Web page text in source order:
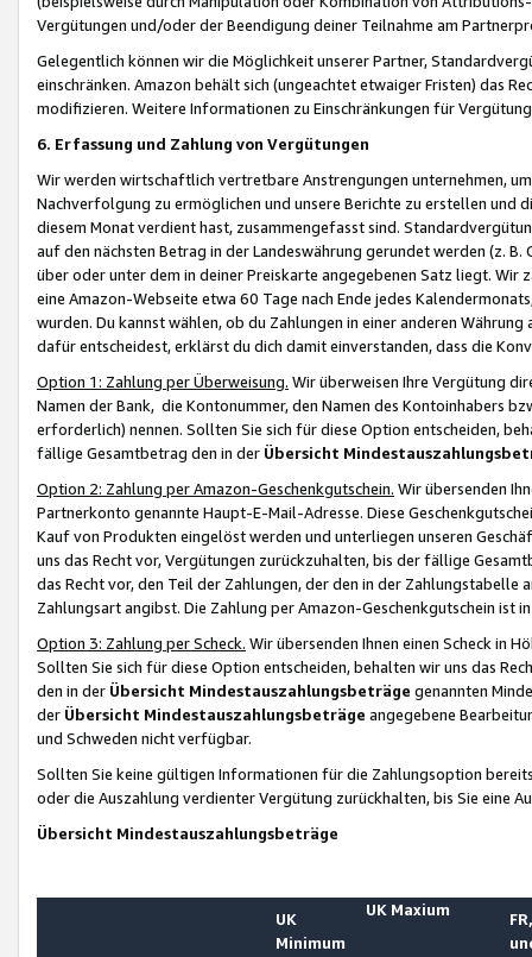
Vergütungen und/oder der Beendigung deiner Teilnahme am
Gelegentlich können wir die Möglichkeit unserer Partner,
einschränken. Amazon behält sich (ungeachtet etwaiger Fristen) das
modifizieren. Weitere Informationen zu Einschränkungen für
6. Erfassung und Zahlung von Vergütungen
Wir werden wirtschaftlich vertretbare Anstrengungen unternehmen,
Nachverfolgung zu ermöglichen und unsere Berichte zu erstellen und
diesem Monat verdient hast, zusammengefasst sind.
auf den nächsten Betrag in der Landeswährung gerundet werden (z.
über oder unter dem in deiner Preiskarte angegebenen Satz liegt.
eine Amazon-Webseite etwa 60 Tage nach Ende jedes
wurden. Du kannst wählen, ob du Zahlungen in einer anderen
dafür entscheidest, erklärst du dich damit einverstanden, dass die
Option 1: Zahlung per Überweisung. Wir überweisen Ihre Vergütung
Namen der Bank, die Kontonummer, den Namen des Kontoinhabers
erforderlich) nennen. Sollten Sie sich für diese Option entscheiden,
fällige Gesamtbetrag den in der Übersicht
Option 2: Zahlung per Amazon-Geschenkgutschein. Wir übersenden
Partnerkonto genannte Haupt-E-Mail-Adresse. Diese
Kauf von Produkten eingelöst werden und unterliegen unseren
uns das Recht vor, Vergütungen zurückzuhalten, bis der fällige
das Recht vor, den Teil der Zahlungen, der den in der
Zahlungsart angibst. Die Zahlung per Amazon-Geschenkgutschein ist
Option 3: Zahlung per Scheck. Wir übersenden Ihnen einen Scheck in
Sollten Sie sich für diese Option entscheiden, behalten wir uns das
den in der Übersicht Mindestauszahlungsbeträge genannten
der Übersicht Mindestauszahlungsbeträge angegebene
und Schweden nicht verfügbar.
Sollten Sie keine gültigen Informationen für die Zahlungsoption
oder die Auszahlung verdienter Vergütung zurückhalten, bis Sie
Übersicht Mindestauszahlungsbeträge
UK
Minimum
UK Maxium